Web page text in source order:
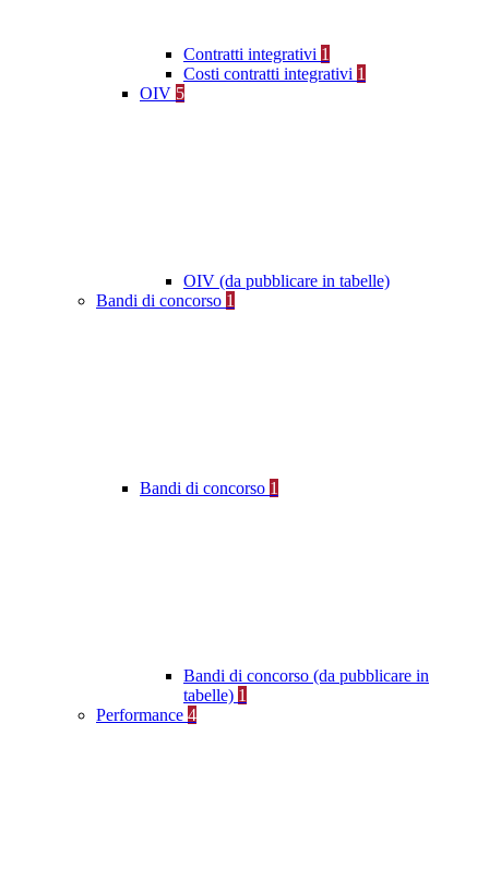
Contratti integrativi 1
Costi contratti integrativi 1
OIV 5
OIV (da pubblicare in tabelle)
Bandi di concorso 1
Bandi di concorso 1
Bandi di concorso (da pubblicare in
tabelle) 1
Performance 4